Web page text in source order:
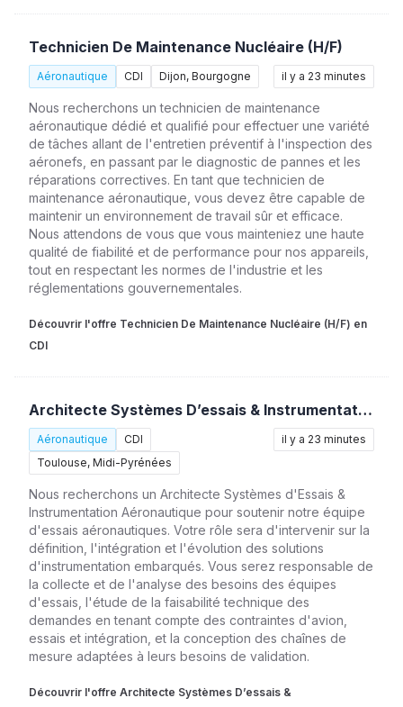
Technicien De Maintenance Nucléaire (H/F)
Aéronautique CDI Dijon, Bourgogne il y a 23 minutes
Nous recherchons un technicien de maintenance
aéronautique dédié et qualifié pour effectuer une variété
de tâches allant de l'entretien préventif à l'inspection des
aéronefs, en passant par le diagnostic de pannes et les
réparations correctives. En tant que technicien de
maintenance aéronautique, vous devez être capable de
maintenir un environnement de travail sûr et efficace.
Nous attendons de vous que vous mainteniez une haute
qualité de fiabilité et de performance pour nos appareils,
tout en respectant les normes de l'industrie et les
réglementations gouvernementales.
Découvrir l'offre Technicien De Maintenance Nucléaire (H/F) en
CDI
Architecte Systèmes D’essais & Instrumentation Aéronautique (H/F)
Aéronautique
CDI
Toulouse, Midi-Pyrénées
il y a 23 minutes
Nous recherchons un Architecte Systèmes d'Essais &
Instrumentation Aéronautique pour soutenir notre équipe
d'essais aéronautiques. Votre rôle sera d'intervenir sur la
définition, l'intégration et l'évolution des solutions
d'instrumentation embarqués. Vous serez responsable de
la collecte et de l'analyse des besoins des équipes
d'essais, l'étude de la faisabilité technique des
demandes en tenant compte des contraintes d'avion,
essais et intégration, et la conception des chaînes de
mesure adaptées à leurs besoins de validation.
Découvrir l'offre Architecte Systèmes D’essais &